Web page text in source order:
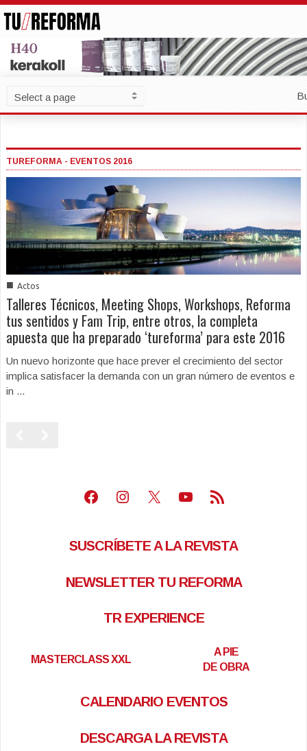
TUREFORMA - EVENTOS 2016
■ Actos
Talleres Técnicos, Meeting Shops, Workshops, Reforma
tus sentidos y Fam Trip, entre otros, la completa
apuesta que ha preparado ‘tureforma’ para este 2016
Un nuevo horizonte que hace prever el crecimiento del sector
implica satisfacer la demanda con un gran número de eventos e
in ...
Facebook
Instagram
X Youtube
Feed RSS
SUSCRÍBETE A LA REVISTA
NEWSLETTER TU REFORMA
TR EXPERIENCE
MASTERCLASS XXL
A PIE
DE OBRA
CALENDARIO EVENTOS
DESCARGA LA REVISTA